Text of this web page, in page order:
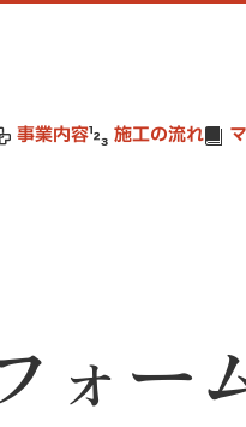
事業内容 施工の流れ
ォー